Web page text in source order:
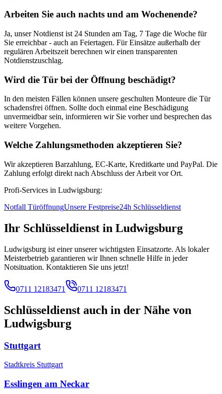
Arbeiten Sie auch nachts und am Wochenende?
Ja, unser Notdienst ist 24 Stunden am Tag, 7 Tage die Woche für
Sie erreichbar - auch an Feiertagen. Für Einsätze außerhalb der
regulären Arbeitszeit berechnen wir einen transparenten
Notdienstzuschlag.
Wird die Tür bei der Öffnung beschädigt?
In den meisten Fällen können unsere geschulten Monteure die Tür
schadensfrei öffnen. Sollte doch einmal eine Beschädigung
unvermeidbar sein, informieren wir Sie vorher und besprechen das
weitere Vorgehen.
Welche Zahlungsmethoden akzeptieren Sie?
Wir akzeptieren Barzahlung, EC-Karte, Kreditkarte und PayPal. Die
Zahlung erfolgt direkt nach Abschluss der Arbeit vor Ort.
Profi-Services in Ludwigsburg:
Notfall TüröffnungUnsere Festpreise24h Schlüsseldienst
Ihr Schlüsseldienst in Ludwigsburg
Ludwigsburg ist einer unserer wichtigsten Einsatzorte. Als lokaler
Meisterbetrieb garantieren wir Ihnen schnelle Hilfe in jeder
Notsituation. Kontaktieren Sie uns jetzt!
0711 12183471 0711 12183471
Schlüsseldienst auch in der Nähe von
Ludwigsburg
Stuttgart
Stadtkreis Stuttgart
Esslingen am Neckar